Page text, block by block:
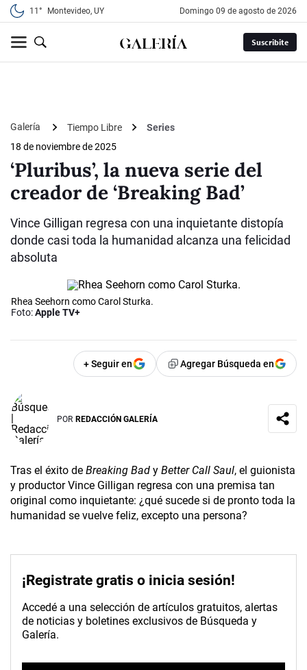
11° Montevideo, UY domingo 09 de agosto de 2026
Suscribite
Galería Tiempo Libre
Series
18 de noviembre de 2025
‘Pluribus’, la nueva serie del
creador de ‘Breaking Bad’
Vince Gilligan regresa con una inquietante distopía
donde casi toda la humanidad alcanza una felicidad
absoluta
Rhea Seehorn como Carol Sturka.
Foto:Apple TV+
+ Seguir en Agregar Búsqueda en
POR REDACCIÓN GALERÍA
Tras el éxito de Breaking Bad y Better Call Saul, el guionista
y productor Vince Gilligan regresa con una premisa tan
original como inquietante: ¿qué sucede si de pronto toda la
humanidad se vuelve feliz, excepto una persona?
¡Registrate gratis o inicia sesión!
Accedé a una selección de artículos gratuitos, alertas
de noticias y boletines exclusivos de Búsqueda y
Galería.